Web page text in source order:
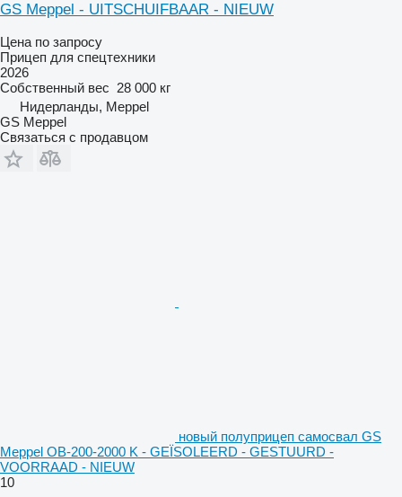
GS Meppel - UITSCHUIFBAAR - NIEUW
Цена по запросу
Прицеп для спецтехники
2026
Собственный вес 28 000 кг
Нидерланды, Meppel
GS Meppel
Связаться с продавцом
новый полуприцеп самосвал GS
Meppel OB-200-2000 K - GEÏSOLEERD - GESTUURD -
VOORRAAD - NIEUW
10